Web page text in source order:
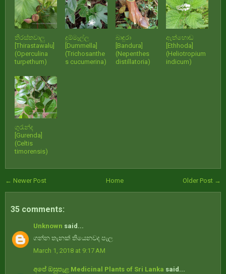
තිරස්තවාලු
[Thirastawalu]
(Operculina
turpethum)
දුම්මෑල්ල
[Dummella]
(Trichosanthe
s cucumerina)
බාඳුරා
[Bandura]
(Nepenthes
distillatoria)
ඇත්හොඬ
[Ethhoda]
(Heliotropium
indicum)
ගුරැන්ද
[Gurenda]
(Celtis
timorensis)
← Newer Post Older Post →
Home
35 comments:
Unknown said...
ගන්න තැනක් තියෙනවද පැල
March 1, 2018 at 9:17 AM
අපේ ඔසුපැළ Medicinal Plants of Sri Lanka said...